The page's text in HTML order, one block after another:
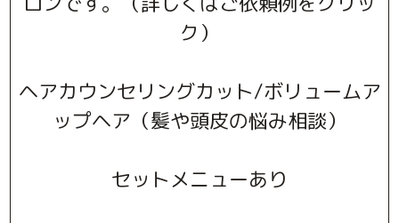
ク）
ヘアカウンセリングカット/ボリュームア
ップヘア（髪や頭皮の悩み相談）
セットメニューあり